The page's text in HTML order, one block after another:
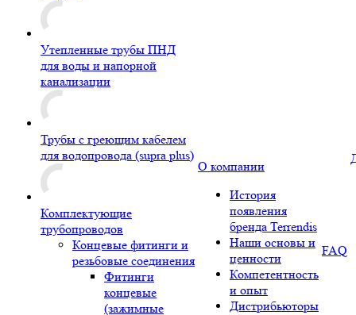
Утепленные трубы ПНД
для воды и напорной
канализации
Трубы с греющим кабелем
для водопровода (supra plus)
Комплектующие
трубопроводов
Концевые фитинги и
резьбовые соединения
Фитинги
концевые
(зажимные
О компании
История
появления
бренда Terrendis
Наши основы и
ценности
Компетентность
и опыт
Дистрибьюторы
FAQ